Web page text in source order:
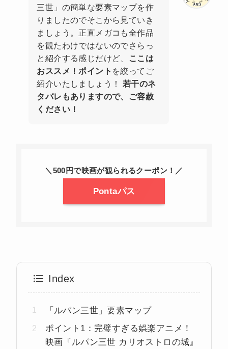
三世」の簡単な要素マップを作
りましたのでそこから見ていき
ましょう。正直メガコも全作品
を観たわけではないのでさらっ
と紹介する感じだけど、
ここは
おススメ！ポイント を絞ってご
紹介いたしましょう！ 若干のネ
タバレもありますので、ご容赦
ください！
＼500円で映画が観られるクーポン！／
Pontaパス
Index
「ルパン三世」要素マップ
ポイント1：完璧すぎる娯楽アニメ！
映画『ルパン三世 カリオストロの城』